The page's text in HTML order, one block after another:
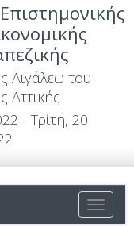
Αιγάλεω του
Αττικής
- Τρίτη, 20